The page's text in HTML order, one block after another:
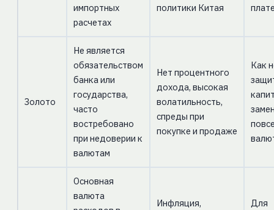
импортных
расчетах
политики Китая
Золото
Не является
обязательством
банка или
государства,
часто
востребовано
при недоверии к
валютам
Нет процентного
дохода, высокая
волатильность,
спреды при
покупке и продаже
Как
Основная
валюта
Инфляция, Для